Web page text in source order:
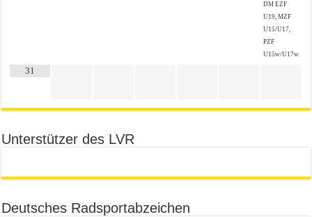
DM EZF
U19, MZF
U15/U17,
PZF
U15w/U17w
31
Unterstützer des LVR
Deutsches Radsportabzeichen